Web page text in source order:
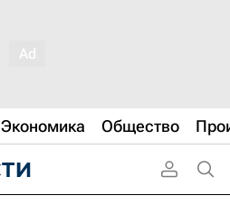
Экономика Общество